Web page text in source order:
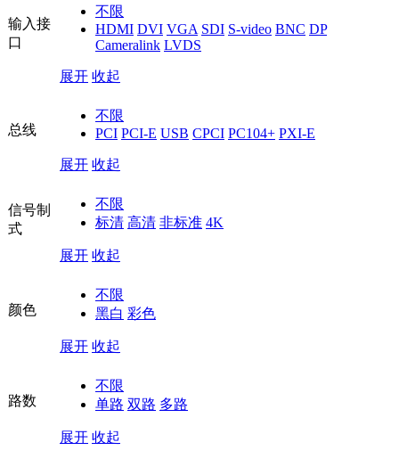
输入接
口
不限
HDMI DVI VGA SDI S-video BNC DP
Cameralink LVDS
展开 收起
总线
不限
PCI PCI-E USB CPCI PC104+ PXI-E
展开 收起
信号制
式
不限
标清 高清 非标准 4K
展开 收起
颜色
不限
黑白 彩色
展开 收起
路数
不限
单路 双路 多路
展开 收起